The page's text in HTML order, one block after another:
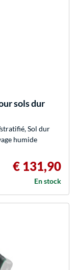
sols dur
Sol dur
humide
€ 131,90
En stock